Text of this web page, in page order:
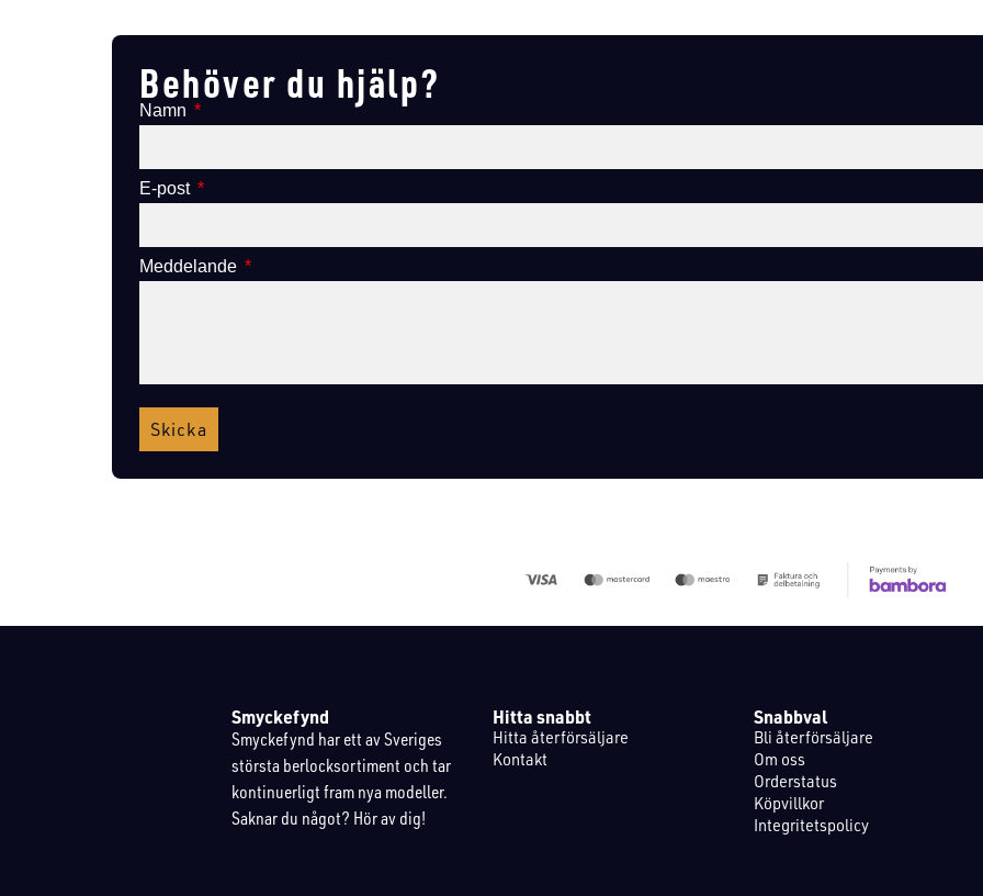
Behöver du hjälp?
Namn
E-post
Meddelande
Skicka
Smyckefynd
Smyckefynd har ett av Sveriges
största berlocksortiment och tar
kontinuerligt fram nya modeller.
Saknar du något? Hör av dig!
Hitta snabbt
Hitta återförsäljare
Kontakt
Snabbval
Bli återförsäljare
Om oss
Orderstatus
Köpvillkor
Integritetspolicy